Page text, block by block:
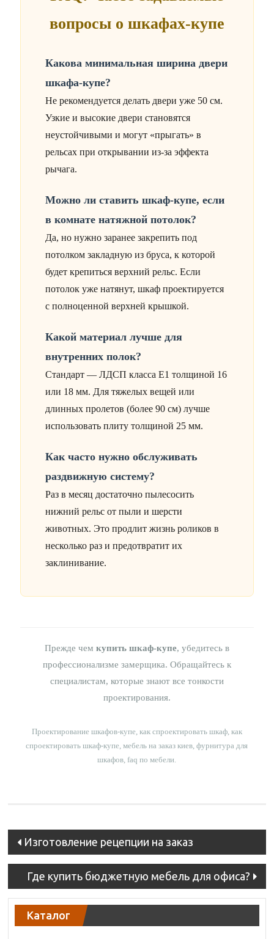
вопросы о шкафах-купе
Какова минимальная ширина двери
шкафа-купе?
Не рекомендуется делать двери уже 50 см.
Узкие и высокие двери становятся
неустойчивыми и могут «прыгать» в
рельсах при открывании из-за эффекта
рычага.
Можно ли ставить шкаф-купе, если
в комнате натяжной потолок?
Да, но нужно заранее закрепить под
потолком закладную из бруса, к которой
будет крепиться верхний рельс. Если
потолок уже натянут, шкаф проектируется
с полноценной верхней крышкой.
Какой материал лучше для
внутренних полок?
Стандарт — ЛДСП класса Е1 толщиной 16
или 18 мм. Для тяжелых вещей или
длинных пролетов (более 90 см) лучше
использовать плиту толщиной 25 мм.
Как часто нужно обслуживать
раздвижную систему?
Раз в месяц достаточно пылесосить
нижний рельс от пыли и шерсти
животных. Это продлит жизнь роликов в
несколько раз и предотвратит их
заклинивание.
Прежде чем купить шкаф-купе, убедитесь в
профессионализме замерщика. Обращайтесь к
специалистам, которые знают все тонкости
проектирования.
Проектирование шкафов-купе, как спроектировать шкаф, как
спроектировать шкаф-купе, мебель на заказ киев, фурнитура для
шкафов, faq по мебели.
Post
navigation
Изготовление рецепции на заказ
Где купить бюджетную мебель для офиса?
Каталог